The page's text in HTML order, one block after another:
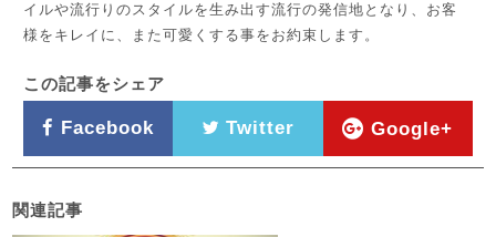
イルや流行りのスタイルを生み出す流行の発信地となり、お客
様をキレイに、また可愛くする事をお約束します。
この記事をシェア
Facebook Twitter Google+
関連記事